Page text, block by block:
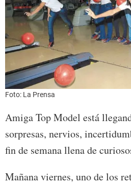
Foto: La Prensa
Amiga Top Model está
sorpresas, nervios,
fin de semana llena de
Mañana viernes, uno de los